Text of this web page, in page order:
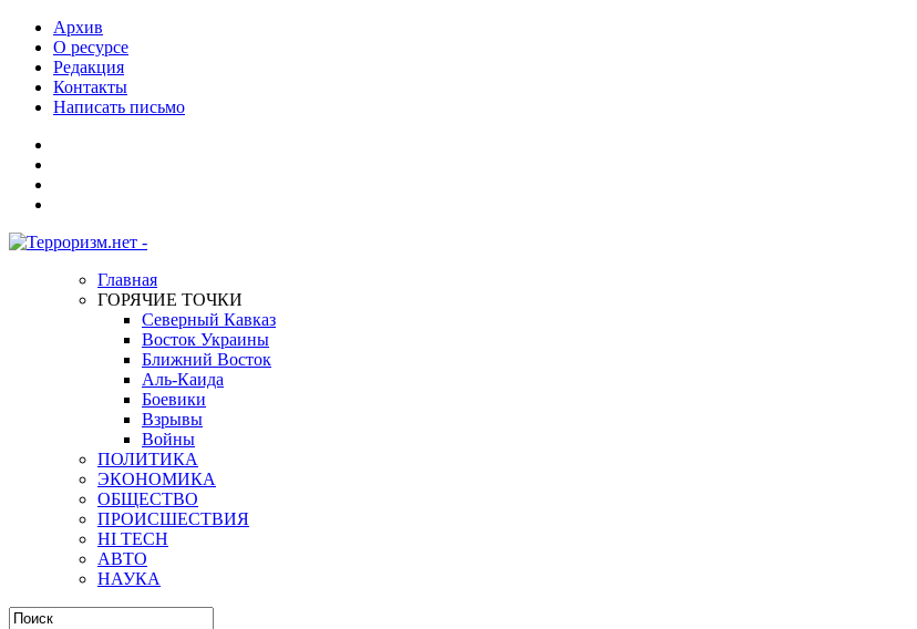
Архив
О ресурсе
Редакция
Контакты
Написать письмо
Главная
ГОРЯЧИЕ ТОЧКИ
Северный Кавказ
Восток Украины
Ближний Восток
Аль-Каида
Боевики
Взрывы
Войны
ПОЛИТИКА
ЭКОНОМИКА
ОБЩЕСТВО
ПРОИСШЕСТВИЯ
HI TECH
АВТО
НАУКА